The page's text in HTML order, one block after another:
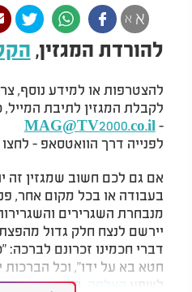
א א
להורדת המגזין,
להצטרפות או למידע נוסף, צרו קשר -
לקבלת המגזין לתיבת המייל,
-
MAG@TV2000.co.il
לפנייה דרך הוואטסאפ -
אם גם לכם חשוב שמגזין זה
בעבודה או בכל מקום אחר,
מנבחרת השגרירים
יירשם לנצח חלק גדול מהפצת
דברי חכמינו זכרונם
חטא בא על ידו", וכל הברכות
לשפע
הצלחה
, בריאות, נחת